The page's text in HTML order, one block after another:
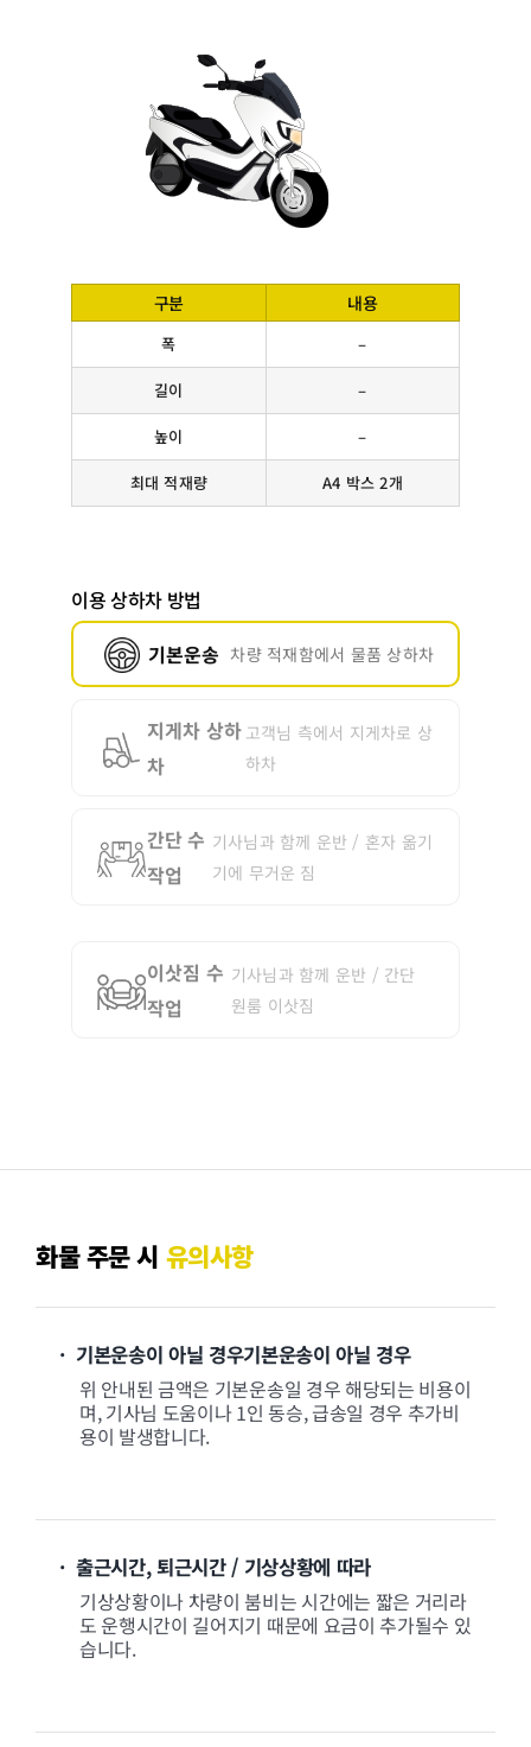
구분 내용
폭 –
길이 –
높이 –
최대 적재량 A4 박스 2개
이용 상하차 방법
기본운송 차량 적재함에서 물품 상하차
지게차 상하
차
고객님 측에서 지게차로 상
하차
간단 수
작업
기사님과 함께 운반 / 혼자 옮기
기에 무거운 짐
이삿짐 수
작업
기사님과 함께 운반 / 간단
원룸 이삿짐
화물 주문 시 유의사항
· 기본운송이 아닐 경우기본운송이 아닐 경우
위 안내된 금액은 기본운송일 경우 해당되는 비용이
며, 기사님 도움이나 1인 동승, 급송일 경우 추가비
용이 발생합니다.
· 출근시간, 퇴근시간 / 기상상황에 따라
기상상황이나 차량이 붐비는 시간에는 짧은 거리라
도 운행시간이 길어지기 때문에 요금이 추가될수 있
습니다.